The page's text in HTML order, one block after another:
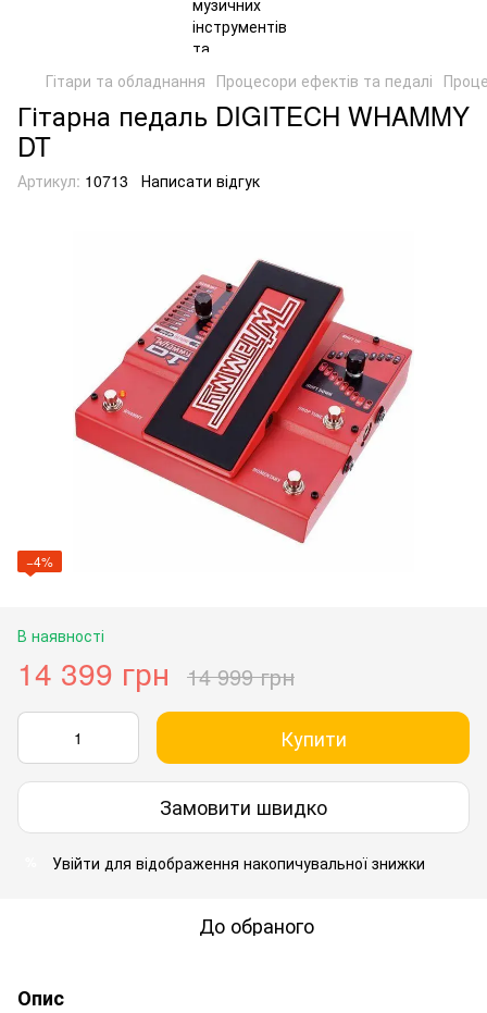
Гітари та обладнання Процесори ефектів та педалі
Гітарна педаль DIGITECH WHAMMY
DT
Артикул: 10713 Написати відгук
−4%
В наявності
14 399 грн 14 999 грн
Купити
Замовити швидко
Увійти для відображення накопичувальної знижки
До обраного
Опис